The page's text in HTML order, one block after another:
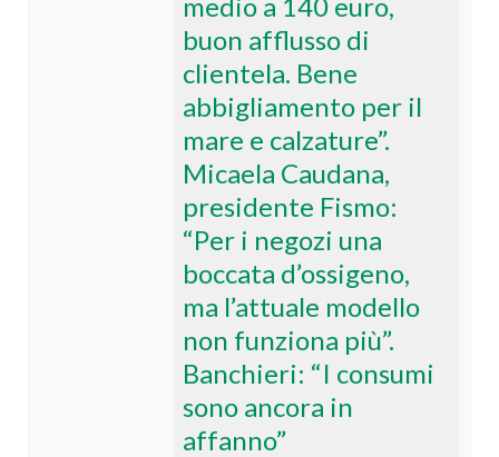
buon afflusso di
clientela. Bene
abbigliamento per il
mare e calzature”.
Micaela Caudana,
presidente Fismo:
“Per i negozi una
boccata d’ossigeno,
ma l’attuale modello
non funziona più”.
Banchieri: “I consumi
sono ancora in
affanno”